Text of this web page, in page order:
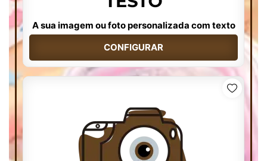
A sua imagem ou foto personalizada com texto
CONFIGURAR